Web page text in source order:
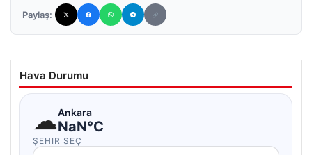
Paylaş:
Hava Durumu
☁Ankara
NaN°C
ŞEHIR SEÇ